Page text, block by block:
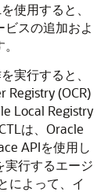
使用すると、
スの追加およ
実行すると、
Registry (OCR)
Local Registry
は、Oracle
APIを使用し
実行するエージ
によって、イ